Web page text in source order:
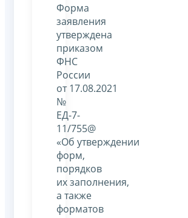
Форма
заявления
утверждена
приказом
ФНС
России
от 17.08.2021
№
ЕД-7-
11/755@
«Об утверждении
форм,
порядков
их заполнения,
а также
форматов